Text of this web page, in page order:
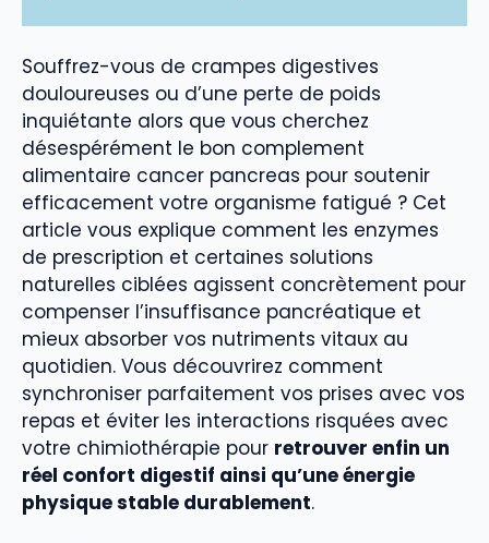
Souffrez-vous de crampes digestives
douloureuses ou d’une perte de poids
inquiétante alors que vous cherchez
désespérément le bon complement
alimentaire cancer pancreas pour soutenir
efficacement votre organisme fatigué ? Cet
article vous explique comment les enzymes
de prescription et certaines solutions
naturelles ciblées agissent concrètement pour
compenser l’insuffisance pancréatique et
mieux absorber vos nutriments vitaux au
quotidien. Vous découvrirez comment
synchroniser parfaitement vos prises avec vos
repas et éviter les interactions risquées avec
votre chimiothérapie pour retrouver enfin un
réel confort digestif ainsi qu’une énergie
physique stable durablement.